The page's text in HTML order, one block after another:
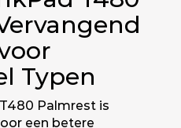
Typen
Palmrest is
een betere